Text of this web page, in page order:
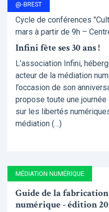
@-BREST
Cycle de conférences
mars à partir de 9h –
Infini fête ses 30 ans !
L’association Infini,
acteur de la médiation
l’occasion de son
propose toute une
sur les libertés
médiation (…)
MÉDIATION NUMÉRIQUE
Guide de la
numérique - édition